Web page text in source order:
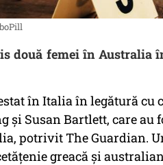
două femei în Australia
în Italia în legătură cu
și Susan Bartlett, care au
potrivit The Guardian.
greacă și